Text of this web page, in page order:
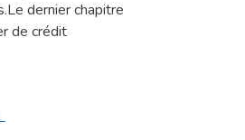
dernier chapitre
de crédit